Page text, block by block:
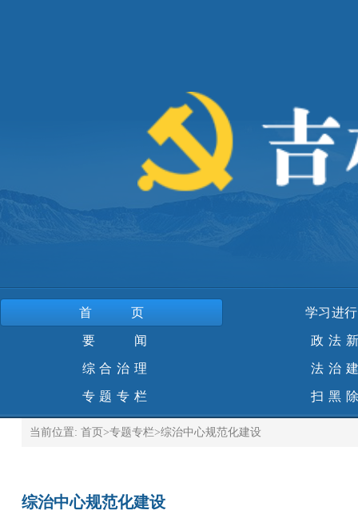
首页 学习进
要 闻 政法
综合治理 法治
专题专栏 扫黑
当前位置: 首页 >专题专栏>综治中心规范化建设
综治中心规范化建设